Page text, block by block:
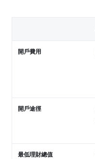
開戶費用
開戶途徑
最低理財總值